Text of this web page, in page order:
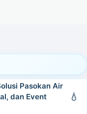
Pasokan Air
dan Event